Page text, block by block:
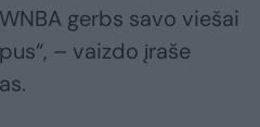
gerbs savo viešai
– vaizdo įraše